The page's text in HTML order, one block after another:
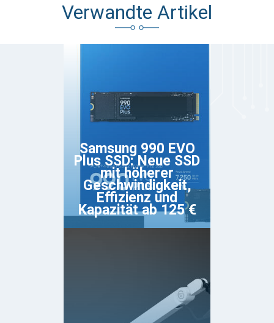
Verwandte Artikel
Samsung 990 EVO
Plus SSD: Neue SSD
mit höherer
Geschwindigkeit,
Effizienz und
Kapazität ab 125 €